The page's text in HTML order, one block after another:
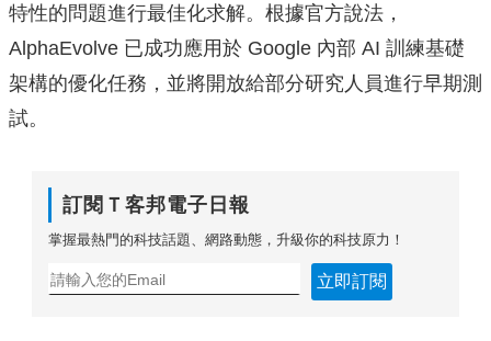
特性的問題進行最佳化求解。根據官方說法，
AlphaEvolve 已成功應用於 Google 內部 AI 訓練基礎
架構的優化任務，並將開放給部分研究人員進行早期測
試。
訂閱Ｔ客邦電子日報
掌握最熱門的科技話題、網路動態，升級你的科技原力！
立即訂閱